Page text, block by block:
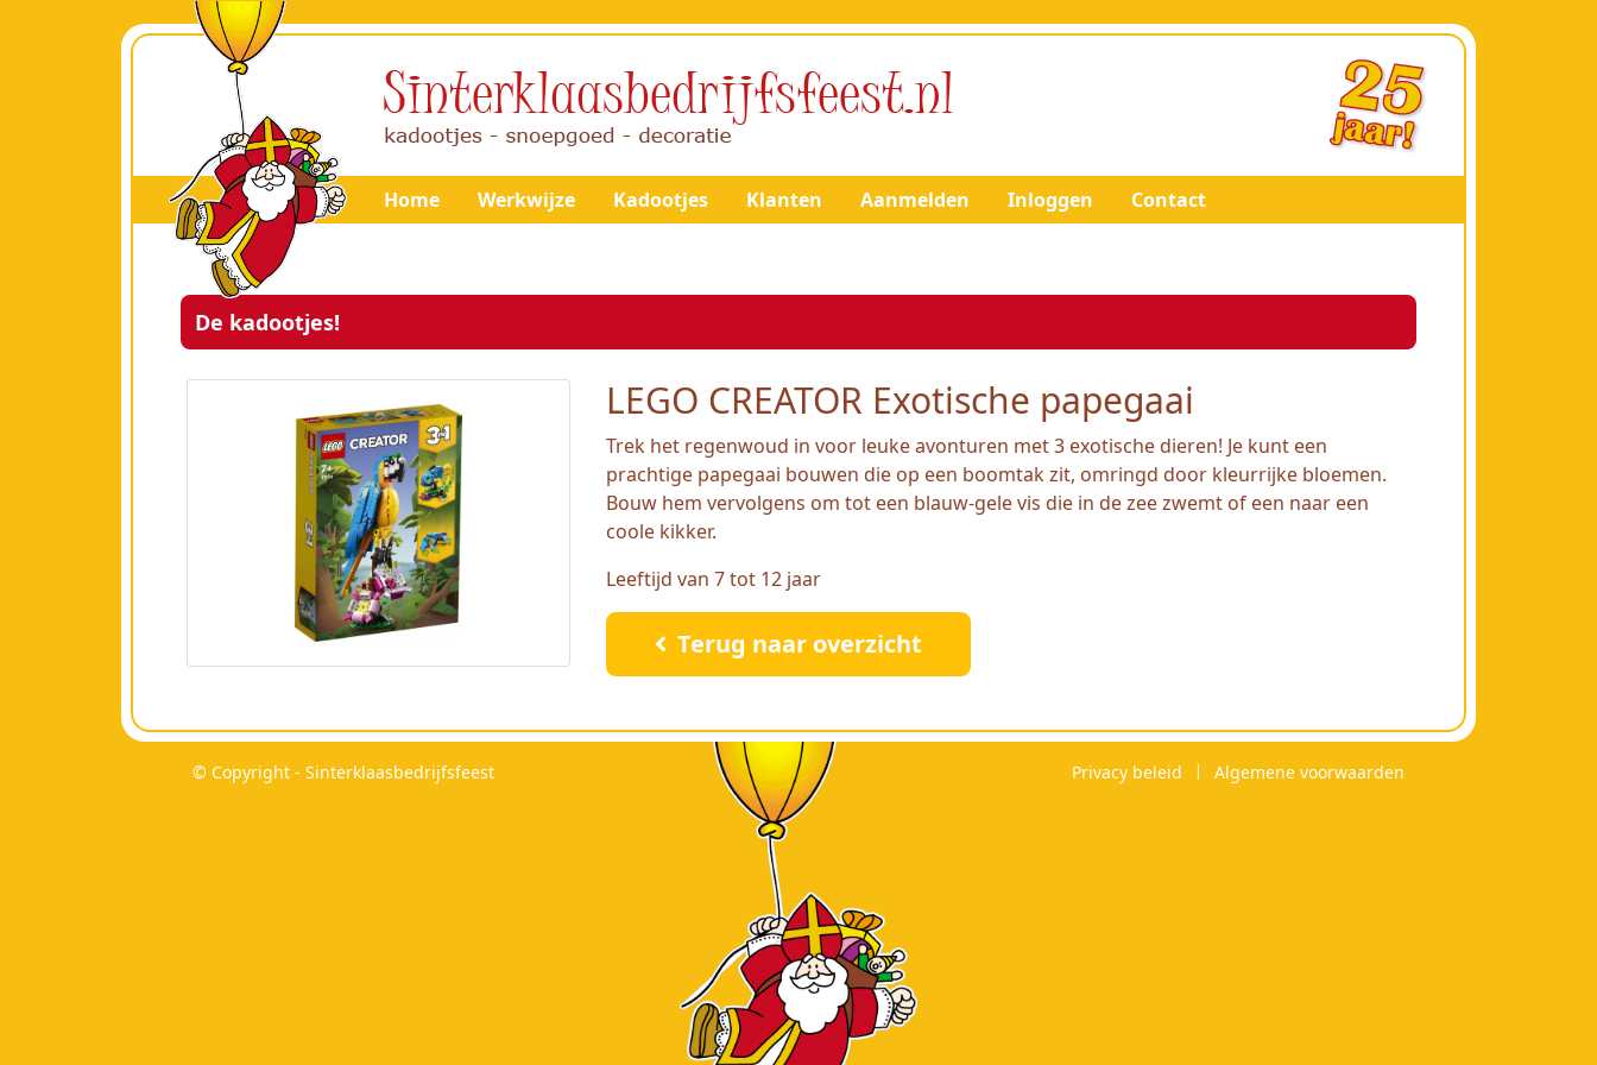
Home Werkwijze Kadootjes Klanten Aanmelden Inloggen Contact
De kadootjes!
LEGO CREATOR Exotische papegaai
Trek het regenwoud in voor leuke avonturen met 3 exotische dieren! Je kunt een
prachtige papegaai bouwen die op een boomtak zit, omringd door kleurrijke bloemen.
Bouw hem vervolgens om tot een blauw-gele vis die in de zee zwemt of een naar een
coole kikker.
Leeftijd van 7 tot 12 jaar
Terug naar overzicht
© Copyright - Sinterklaasbedrijfsfeest Privacy beleid Algemene voorwaarden